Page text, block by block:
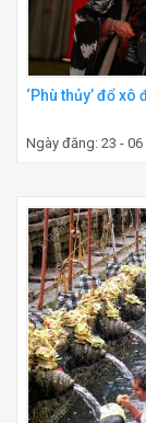
‘Phù thủy’ đổ
Ngày đăng: 23 - 06